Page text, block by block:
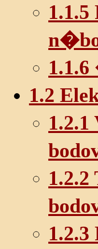
1.2